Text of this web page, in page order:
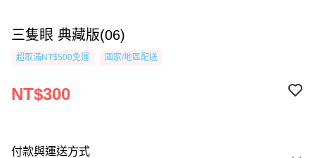
三隻眼 典藏版(06)
超取滿NT$500免運 國家/地區配送
NT$300
付款與運送方式